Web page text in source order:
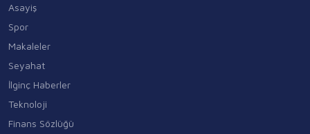
Asayiş
Spor
Makaleler
Seyahat
İlginç Haberler
Teknoloji
Finans Sözlüğü